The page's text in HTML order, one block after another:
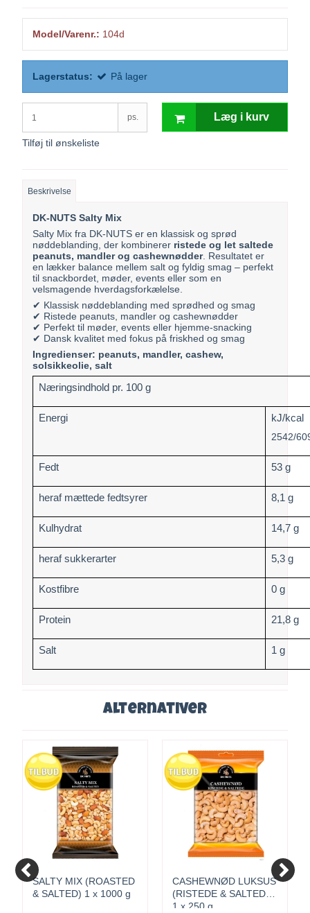
Model/Varenr.: 104d
Lagerstatus: På lager
ps. Læg i kurv
Tilføj til ønskeliste
Beskrivelse
DK-NUTS Salty Mix
Salty Mix fra DK-NUTS er en klassisk og sprød
nøddeblanding, der kombinerer ristede og let saltede
peanuts, mandler og cashewnødder. Resultatet er
en lækker balance mellem salt og fyldig smag – perfekt
til snackbordet, møder, events eller som en
velsmagende hverdagsforkælelse.
✔ Klassisk nøddeblanding med sprødhed og smag
✔ Ristede peanuts, mandler og cashewnødder
✔ Perfekt til møder, events eller hjemme-snacking
✔ Dansk kvalitet med fokus på friskhed og smag
Ingredienser: peanuts, mandler, cashew,
solsikkeolie, salt
Næringsindhold pr. 100 g
Energi
kJ/kcal
2542/
Fedt 53 g
heraf mættede fedtsyrer 8,1 g
Kulhydrat 14,7 g
heraf sukkerarter 5,3 g
Kostfibre 0 g
Protein 21,8 g
Salt 1 g
Alternativer
SALTY MIX (ROASTED
& SALTED) 1 x 1000 g
CASHEWNØD LUKSUS
(RISTEDE & SALTEDE)
1 x 250 g